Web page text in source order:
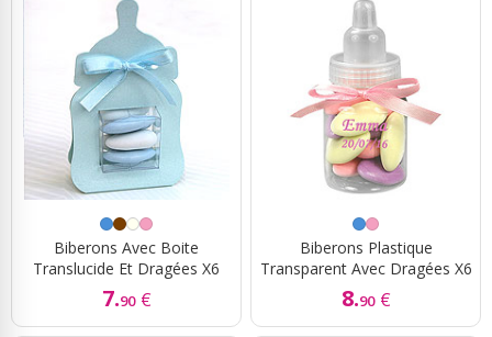
Biberons Avec Boite
Translucide Et Dragées X6
7.90 €
Biberons Plastique
Transparent Avec Dragées X6
8.90 €